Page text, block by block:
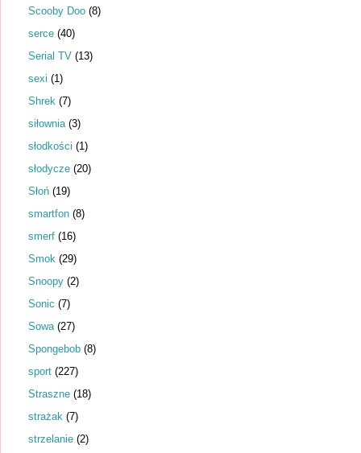
Scooby Doo (8)
serce (40)
Serial TV (13)
sexi (1)
Shrek (7)
siłownia (3)
słodkości (1)
słodycze (20)
Słoń (19)
smartfon (8)
smerf (16)
Smok (29)
Snoopy (2)
Sonic (7)
Sowa (27)
Spongebob (8)
sport (227)
Straszne (18)
strażak (7)
strzelanie (2)